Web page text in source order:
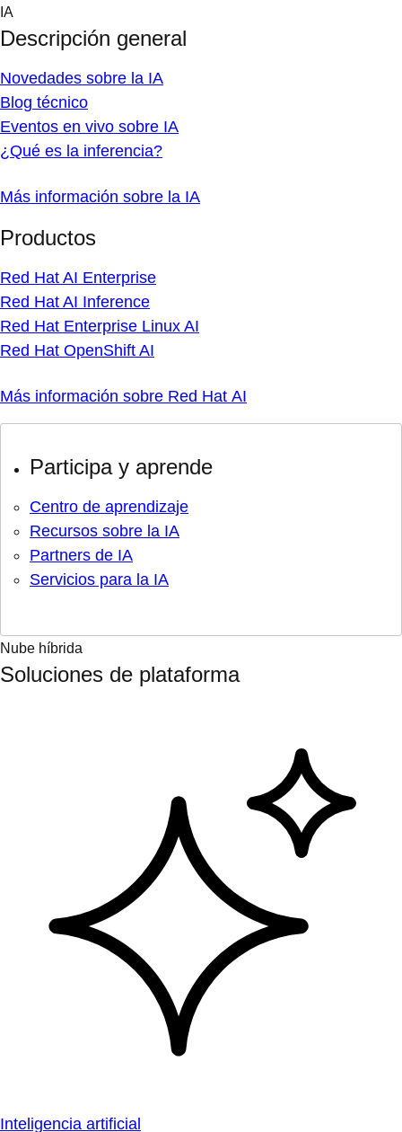
Skip
content
IA
Descripción general
Novedades sobre la IA
Blog técnico
Eventos en vivo sobre IA
¿Qué es la inferencia?
Más información sobre la IA
Productos
Red Hat AI Enterprise
Red Hat AI Inference
Red Hat Enterprise Linux AI
Red Hat OpenShift AI
Más información sobre Red Hat AI
Participa y aprende
Centro de aprendizaje
Recursos sobre la IA
Partners de IA
Servicios para la IA
Nube híbrida
Soluciones de plataforma
Inteligencia artificial